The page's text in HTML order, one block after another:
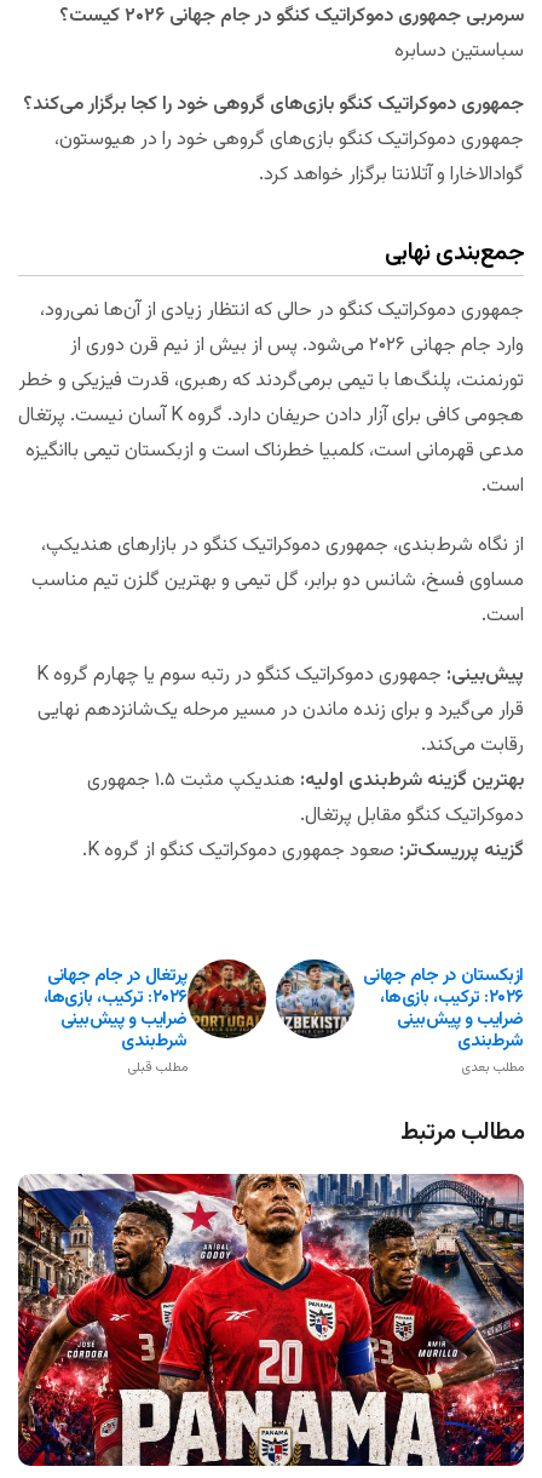
سرمربی جمهوری دموکراتیک کنگو در جام جهانی ۲۰۲۶ کیست؟
سباستین دسابره
جمهوری دموکراتیک کنگو بازی‌های گروهی خود را کجا برگزار می‌کند؟
جمهوری دموکراتیک کنگو بازی‌های گروهی خود را در هیوستون،
گوادالاخارا و آتلانتا برگزار خواهد کرد.
جمع‌بندی نهایی
جمهوری دموکراتیک کنگو در حالی که انتظار زیادی از آن‌ها نمی‌رود،
وارد جام جهانی ۲۰۲۶ می‌شود. پس از بیش از نیم قرن دوری از
تورنمنت، پلنگ‌ها با تیمی برمی‌گردند که رهبری، قدرت فیزیکی و خطر
هجومی کافی برای آزار دادن حریفان دارد. گروه K آسان نیست. پرتغال
مدعی قهرمانی است، کلمبیا خطرناک است و ازبکستان تیمی باانگیزه
است.
از نگاه شرط‌بندی، جمهوری دموکراتیک کنگو در بازارهای هندیکپ،
مساوی فسخ، شانس دو برابر، گل تیمی و بهترین گلزن تیم مناسب
است.
پیش‌بینی:
جمهوری دموکراتیک کنگو در رتبه سوم یا چهارم گروه K
قرار می‌گیرد و برای زنده ماندن در مسیر مرحله یک‌شانزدهم نهایی
رقابت می‌کند.
بهترین گزینه شرط‌بندی اولیه:
هندیکپ مثبت ۱.۵ جمهوری
دموکراتیک کنگو مقابل پرتغال.
گزینه پرریسک‌تر: صعود جمهوری دموکراتیک کنگو از گروه K.
پرتغال در جام جهانی
۲۰۲۶: ترکیب، بازی‌ها،
ضرایب و پیش‌بینی
شرط‌بندی
مطلب قبلی
ازبکستان در جام جهانی
۲۰۲۶: ترکیب، بازی‌ها،
ضرایب و پیش‌بینی
شرط‌بندی
مطلب بعدی
مطالب مرتبط